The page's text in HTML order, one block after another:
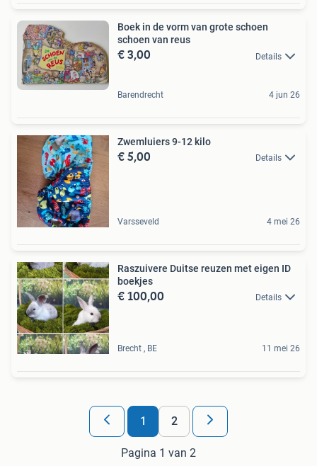
Boek in de vorm van grote schoen
schoen van reus
€ 3,00 Details
Barendrecht 4 jun 26
Zwemluiers 9-12 kilo
€ 5,00 Details
Varsseveld 4 mei 26
Raszuivere Duitse reuzen met eigen ID
boekjes
€ 100,00 Details
Brecht , BE 11 mei 26
1 2
Pagina 1 van 2